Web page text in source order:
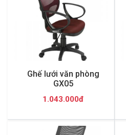
Ghế lưới văn phòng
GX05
1.043.000đ